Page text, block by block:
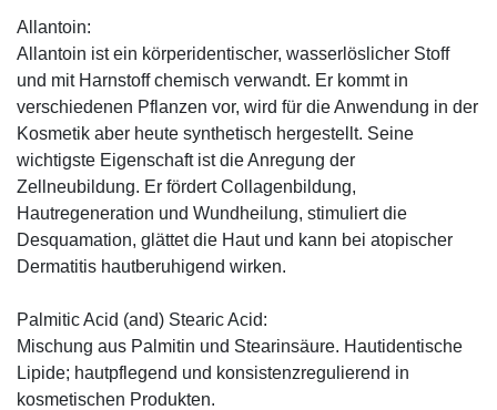
Allantoin:
Allantoin ist ein körperidentischer, wasserlöslicher Stoff
und mit Harnstoff chemisch verwandt. Er kommt in
verschiedenen Pflanzen vor, wird für die Anwendung in der
Kosmetik aber heute synthetisch hergestellt. Seine
wichtigste Eigenschaft ist die Anregung der
Zellneubildung. Er fördert Collagenbildung,
Hautregeneration und Wundheilung, stimuliert die
Desquamation, glättet die Haut und kann bei atopischer
Dermatitis hautberuhigend wirken.
Palmitic Acid (and) Stearic Acid:
Mischung aus Palmitin und Stearinsäure. Hautidentische
Lipide; hautpflegend und konsistenzregulierend in
kosmetischen Produkten.